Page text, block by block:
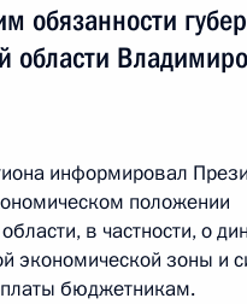
обязанности
области
информировал
положении
в частности, о
экономической зоны и
бюджетникам.